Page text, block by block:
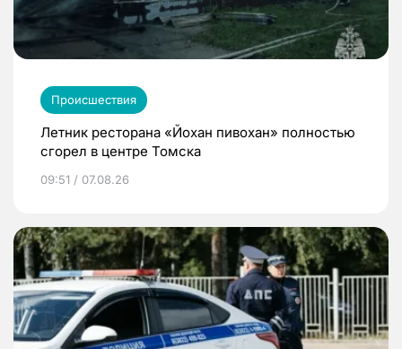
Происшествия
Летник ресторана «Йохан пивохан» полностью
сгорел в центре Томска
09:51 / 07.08.26